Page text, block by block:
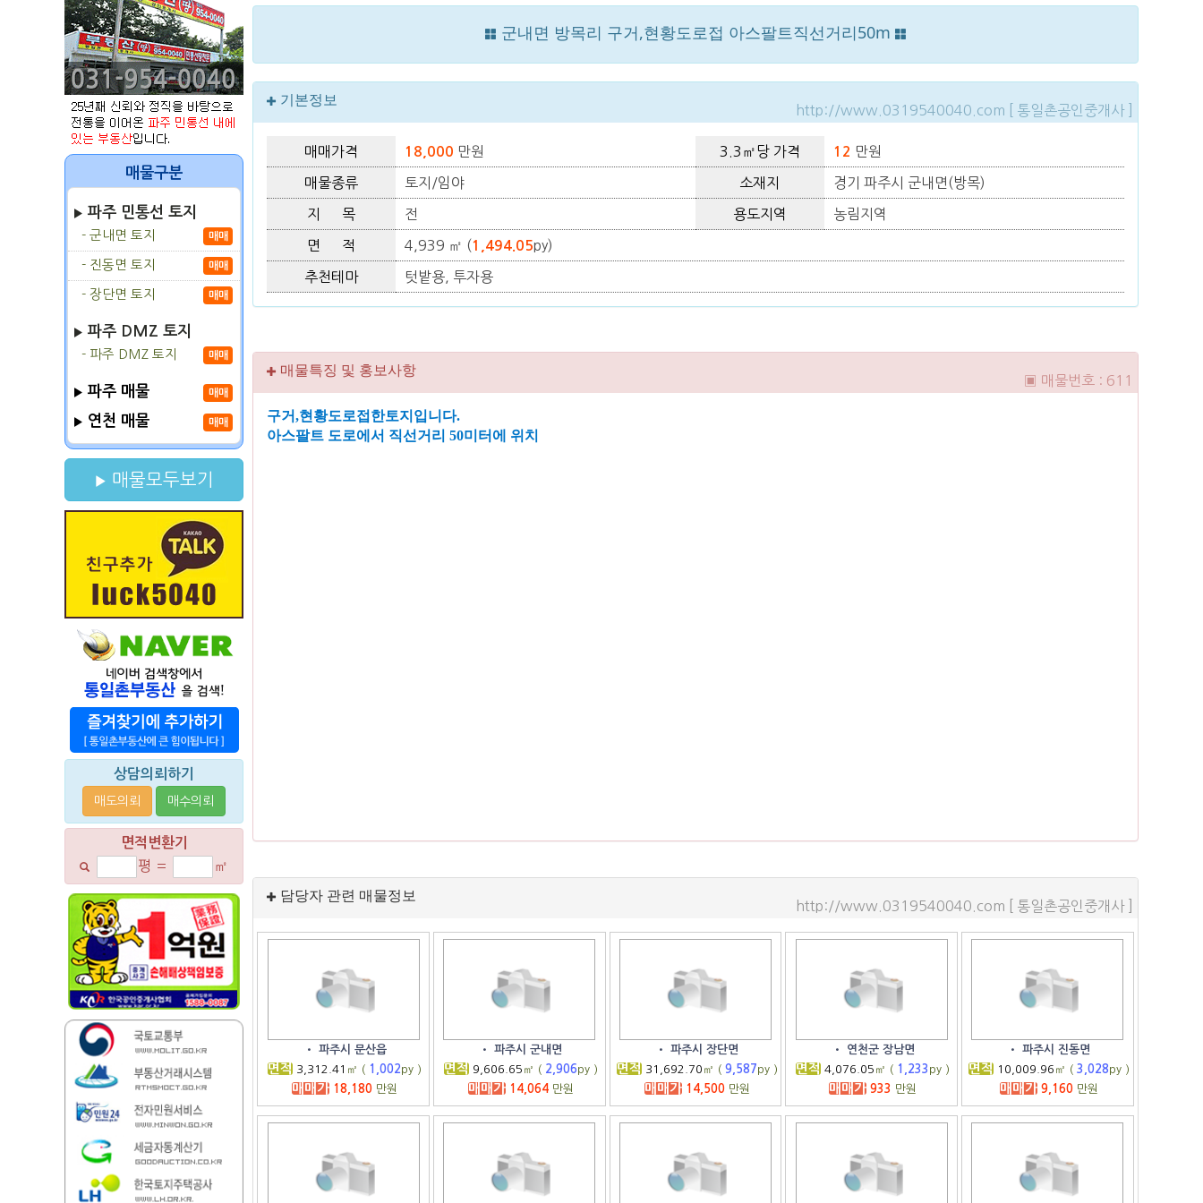
매물구분
파주 민통선 토지
- 군내면 토지 매매
- 진동면 토지 매매
- 장단면 토지 매매
파주 DMZ 토지
- 파주 DMZ 토지 매매
파주 매물 매매
연천 매물 매매
매물모두보기
상담의뢰하기
매도의뢰 매수의뢰
면적변환기
평 = ㎡
군내면 방목리 구거,현황도로접 아스팔트직선거리50m
기본정보
http://www.0319540040.com [ 통일촌공인중개사 ]
매매가격 18,000 만원 3.3㎡당 가격 12 만원
매물종류 토지/임야 소재지 경기 파주시 군내면(방목)
지 목 전 용도지역 농림지역
면 적 4,939 ㎡ (1,494.05py)
추천테마 텃밭용, 투자용
매물특징 및 홍보사항
▣ 매물번호 : 611
구거,현황도로접한토지입니다.
아스팔트 도로에서 직선거리 50미터에 위치
담당자 관련 매물정보
http://www.0319540040.com [ 통일촌공인중개사 ]
• 파주시 문산읍
면적 3,312.41 ㎡ ( 1,002py )
매매가 18,180 만원
•파주시 군내면
면적 9,606.65 ㎡ ( 2,906py )
매매가 14,064만원
• 파주시 장단면
면적 31,692.70 ㎡ ( 9,587py )
매매가 14,500만원
• 연천군 장남면
면적 4,076.05 ㎡ ( 1,233 py )
매매가 933 만원
•파주시 진동면
면적 10,009.96 ㎡ ( 3,028py )
매매가 9,160만원